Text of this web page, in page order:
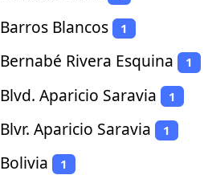
Barros Blancos 1
Bernabé Rivera Esquina 1
Blvd. Aparicio Saravia 1
Blvr. Aparicio Saravia 1
Bolivia 1